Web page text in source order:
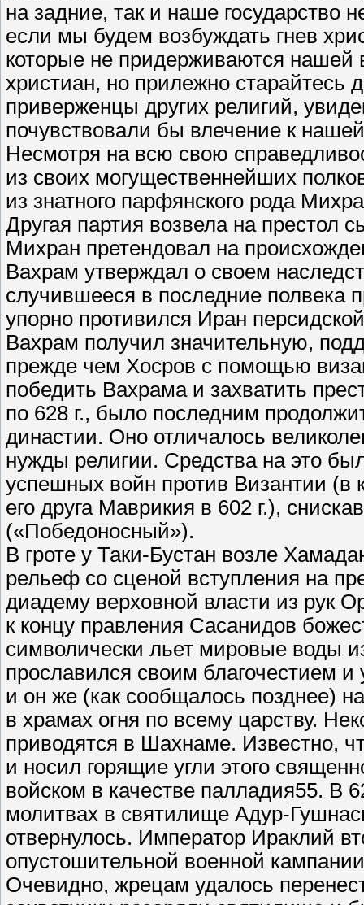
на задние, так и наше
если мы будем возбуждать гнев
которые не придерживаются нашей
христиан, но прилежно старайтесь
приверженцы других религий,
почувствовали бы влечение к
Несмотря на всю свою
из своих могущественнейших
из знатного парфянского рода
Другая партия возвела на престол
Михран претендовал на
Вахрам утверждал о своем
случившееся в последние полвека
упорно противился Иран
Вахрам получил значительную,
прежде чем Хосров с помощью
победить Вахрама и захватить
по 628 г., было последним
династии. Оно отличалось
нужды религии. Средства на это
успешных войн против Византии (в
его друга Маврикия в 602 г.),
(«Победоносный»).
В гроте у Таки-Бустан возле
рельеф со сценой вступления на
диадему верховной власти из рук
к концу правления Сасанидов
символически льет мировые воды
прославился своим благочестием
и он же (как сообщалось позднее)
в храмах огня по всему царству.
приводятся в Шахнаме. Известно,
и носил горящие угли этого
войском в качестве палладия55. В
молитвах в святилище Адур-
отвернулось. Император Ираклий
опустошительной военной
Очевидно, жрецам удалось